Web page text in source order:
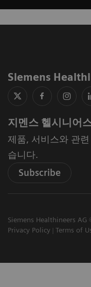
Siemens
지멘스 헬시니어
제품, 서비스와 관
습니다.
Subscribe
Siemens Healthineers AG
Privacy Policy
Terms of